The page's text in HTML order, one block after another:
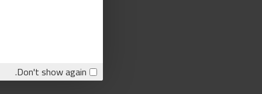
Don't show again.